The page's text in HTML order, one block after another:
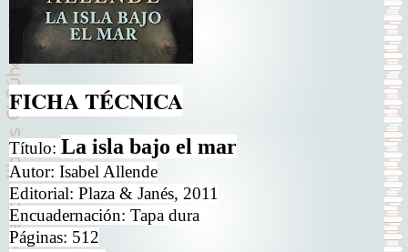
FICHA TÉCNICA
Título: La isla bajo el mar
Autor: Isabel Allende
Editorial: Plaza & Janés, 2011
Encuadernación: Tapa dura
Páginas: 512